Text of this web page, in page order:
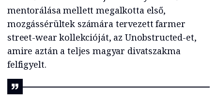
mentorálása mellett megalkotta első,
mozgássérültek számára tervezett farmer
street-wear kollekcióját, az Unobstructed-et,
amire aztán a teljes magyar divatszakma
felfigyelt.